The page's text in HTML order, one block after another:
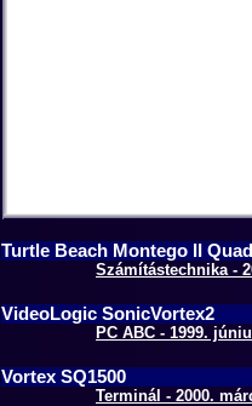
Turtle Beach Montego II
Számítástechnika -
VideoLogic SonicVortex2
PC ABC - 1999.
Vortex SQ1500
Terminál - 2000.